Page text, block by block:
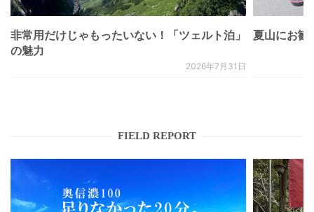
非常用だけじゃもったいない！「ツェルト泊」
の魅力
2026年7月31日
夏山にお
FIELD REPORT